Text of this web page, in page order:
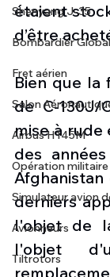
Shenyang J-35
Bombardier
Fret aérien
Salon
Airbus H145M
Opération militaire
Simulateur avion
Avionneurs
Tiltrotors
étaient
d’être
Bien que la
de C-130J/
mise à rude
des
derniers
l'objet de
l'objet